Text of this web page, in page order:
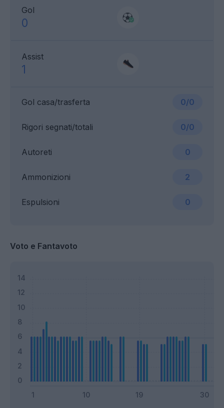
Gol
0
Assist
1
Gol casa/trasferta 0/0
Ammonizioni 2
Rigori segnati/totali 0/0
Espulsioni 0
Autoreti 0
Voto e Fantavoto